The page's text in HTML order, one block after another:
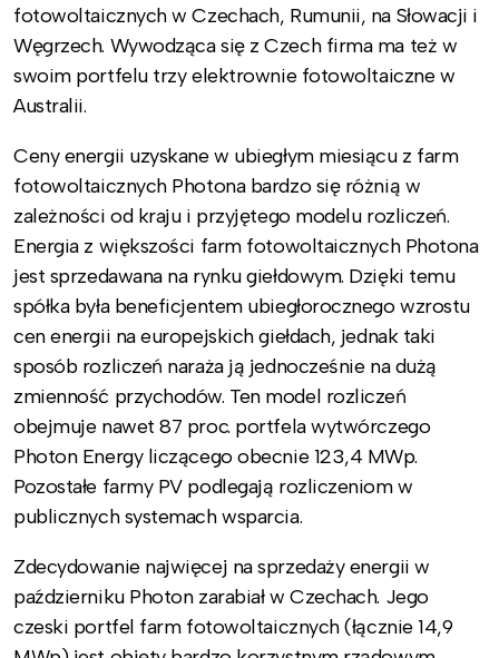
fotowoltaicznych w Czechach, Rumunii, na Słowacji i
Węgrzech. Wywodząca się z Czech firma ma też w
swoim portfelu trzy elektrownie fotowoltaiczne w
Australii.
Ceny energii uzyskane w ubiegłym miesiącu z farm
fotowoltaicznych Photona bardzo się różnią w
zależności od kraju i przyjętego modelu rozliczeń.
Energia z większości farm fotowoltaicznych Photona
jest sprzedawana na rynku giełdowym. Dzięki temu
spółka była beneficjentem ubiegłorocznego wzrostu
cen energii na europejskich giełdach, jednak taki
sposób rozliczeń naraża ją jednocześnie na dużą
zmienność przychodów. Ten model rozliczeń
obejmuje nawet 87 proc. portfela wytwórczego
Photon Energy liczącego obecnie 123,4 MWp.
Pozostałe farmy PV podlegają rozliczeniom w
publicznych systemach wsparcia.
Zdecydowanie najwięcej na sprzedaży energii w
październiku Photon zarabiał w Czechach. Jego
czeski portfel farm fotowoltaicznych (łącznie 14,9